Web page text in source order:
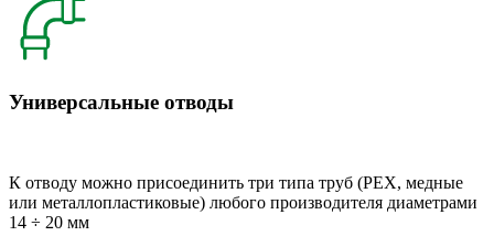
Универсальные отводы
К отводу можно присоединить три типа труб (РЕХ, медные
или металлопластиковые) любого производителя диаметрами
14 ÷ 20 мм